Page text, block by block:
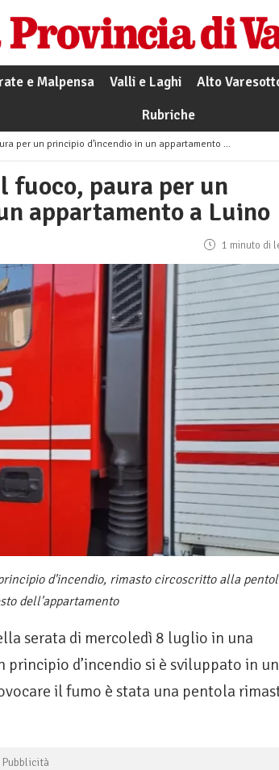
e Malpensa Valli e Laghi Alto
Rubriche
un principio d’incendio in un appartamento a Luino
fuoco, paura per un
appartamento a Luino
1 minuto di
d'incendio, rimasto circoscritto alla
dell'appartamento
serata di mercoledì 8 luglio in una
principio d’incendio si è sviluppato in un
il fumo è stata una pentola